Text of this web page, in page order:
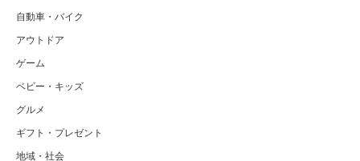
自動車・バイク
アウトドア
ゲーム
ベビー・キッズ
グルメ
ギフト・プレゼント
地域・社会